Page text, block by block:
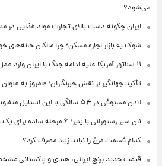
می‌شود؟
ایران چگونه دست بالای تجارت مواد غذایی در
شوک به بازار اجاره مسکن؛ چرا مالکان خانه‌های
۱۱ سناتور آمریکا علیه ادامه جنگ با ایران وارد عمل شدند
تأکید جهانگیر بر نقش خبرنگاران؛ «امروز به
لادن مستوفی در ۵۴ سالگی با این استایل متفاوت دیده شد!
نان سیر رستورانی با پنیر؛ ۶ مرحله ساده برای یک نان پف‌دار و کش‌دار
کدام قسمت مرغ را نباید زیاد مصرف کرد؟
قیمت جدید برنج ایرانی، هندی و پاکستانی